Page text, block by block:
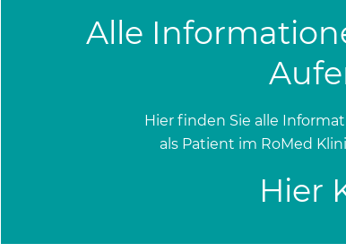
Alle
Hier finden Sie alle
als Patient im RoMed
Hier